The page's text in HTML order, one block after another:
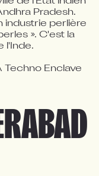
Pradesh.
industrie perlière
». C'est la
l'Inde.
Techno Enclave